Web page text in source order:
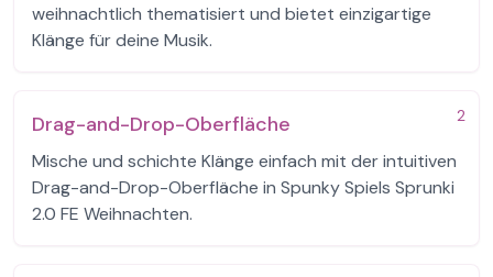
weihnachtlich thematisiert und bietet einzigartige
Klänge für deine Musik.
2
Drag-and-Drop-Oberfläche
Mische und schichte Klänge einfach mit der intuitiven
Drag-and-Drop-Oberfläche in Spunky Spiels Sprunki
2.0 FE Weihnachten.